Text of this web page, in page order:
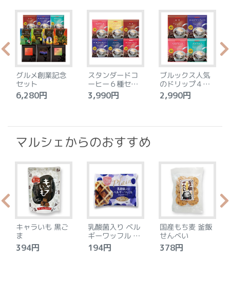
グルメ創業記念
セット
6,280円
スタンダードコ
ーヒー６種セッ
ト
3,990円
ブルックス人気
のドリップ４種
セット
2,990円
マルシェからのおすすめ
キャラいも 黒ご
ま
394円
乳酸菌入り ベル
ギーワッフル プ
レーン
194円
国産もち麦 釜飯
せんべい
378円